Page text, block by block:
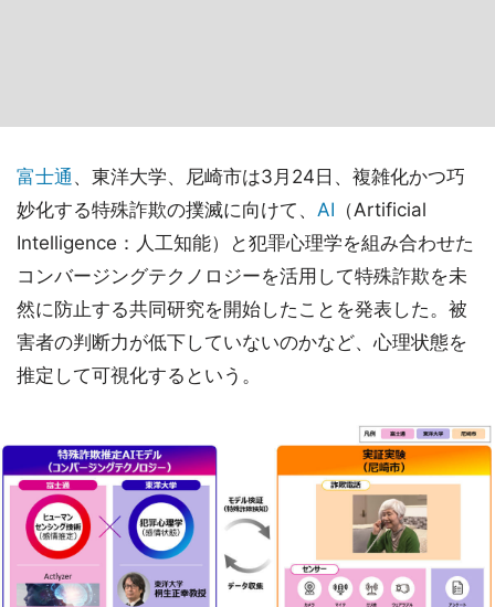
富士通 、東洋大学、尼崎市は3月24日、複雑化かつ巧
妙化する特殊詐欺の撲滅に向けて、 AI （Artificial
Intelligence：人工知能）と犯罪心理学を組み合わせた
コンバージングテクノロジーを活用して特殊詐欺を未
然に防止する共同研究を開始したことを発表した。被
害者の判断力が低下していないのかなど、心理状態を
推定して可視化するという。